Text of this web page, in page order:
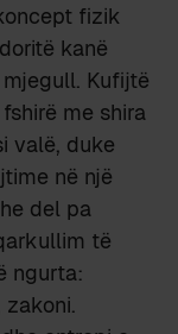
fizik
kanë
Kufijtë
me shira
valë, duke
në një
del pa
të
ngurta: